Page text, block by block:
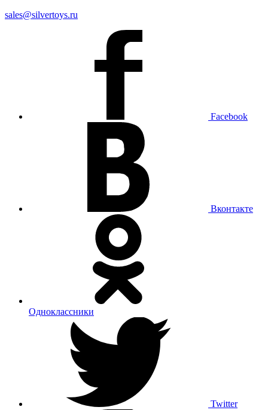
sales@silvertoys.ru
Facebook
Вконтакте
Одноклассники
Twitter